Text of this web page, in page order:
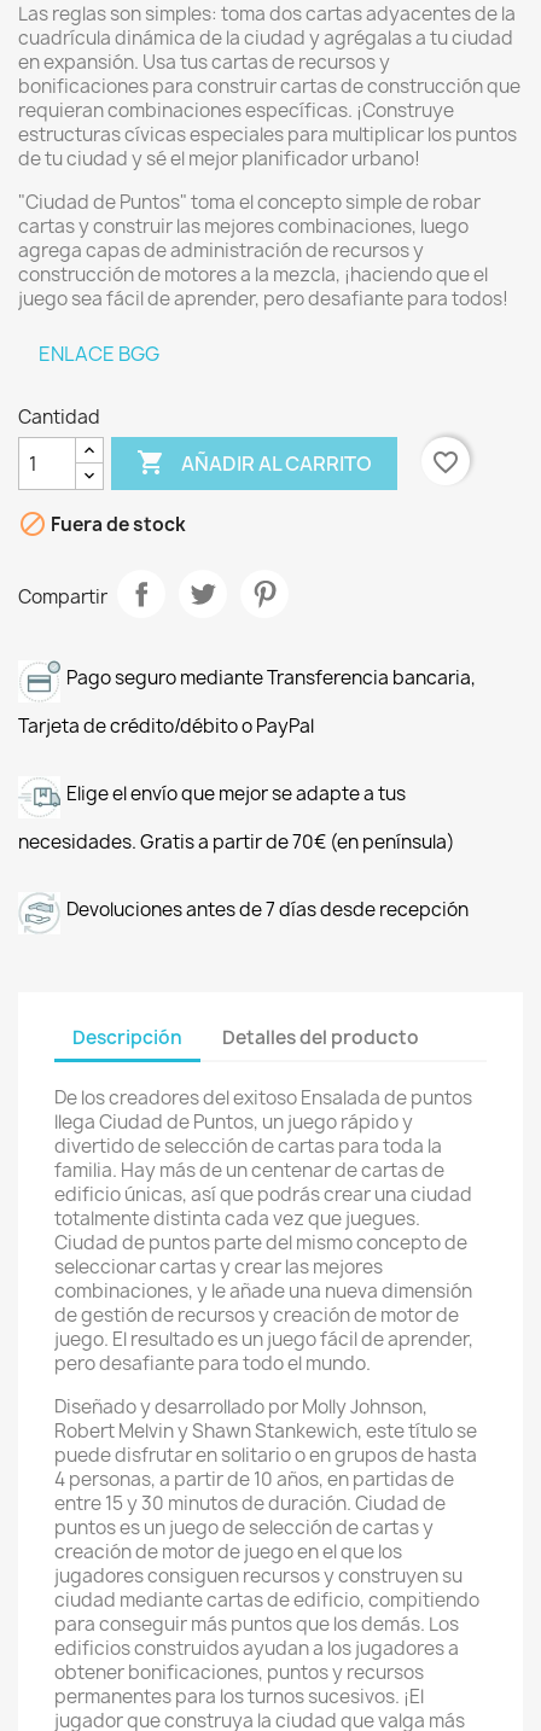
Las reglas son simples: toma dos cartas adyacentes de la
cuadrícula dinámica de la ciudad y agrégalas a tu ciudad
en expansión. Usa tus cartas de recursos y
bonificaciones para construir cartas de construcción que
requieran combinaciones específicas. ¡Construye
estructuras cívicas especiales para multiplicar los puntos
de tu ciudad y sé el mejor planificador urbano!
"Ciudad de Puntos" toma el concepto simple de robar
cartas y construir las mejores combinaciones, luego
agrega capas de administración de recursos y
construcción de motores a la mezcla, ¡haciendo que el
juego sea fácil de aprender, pero desafiante para todos!
ENLACE BGG
Cantidad
 AÑADIR AL CARRITO favorite_border
 Fuera de stock
Compartir
Pago seguro mediante Transferencia bancaria,
Tarjeta de crédito/débito o PayPal
Elige el envío que mejor se adapte a tus
necesidades. Gratis a partir de 70€ (en península)
Devoluciones antes de 7 días desde recepción
Descripción Detalles del producto
De los creadores del exitoso Ensalada de puntos
llega Ciudad de Puntos, un juego rápido y
divertido de selección de cartas para toda la
familia. Hay más de un centenar de cartas de
edificio únicas, así que podrás crear una ciudad
totalmente distinta cada vez que juegues.
Ciudad de puntos parte del mismo concepto de
seleccionar cartas y crear las mejores
combinaciones, y le añade una nueva dimensión
de gestión de recursos y creación de motor de
juego. El resultado es un juego fácil de aprender,
pero desafiante para todo el mundo.
Diseñado y desarrollado por Molly Johnson,
Robert Melvin y Shawn Stankewich, este título se
puede disfrutar en solitario o en grupos de hasta
4 personas, a partir de 10 años, en partidas de
entre 15 y 30 minutos de duración. Ciudad de
puntos es un juego de selección de cartas y
creación de motor de juego en el que los
jugadores consiguen recursos y construyen su
ciudad mediante cartas de edificio, compitiendo
para conseguir más puntos que los demás. Los
edificios construidos ayudan a los jugadores a
obtener bonificaciones, puntos y recursos
permanentes para los turnos sucesivos. ¡El
jugador que construya la ciudad que valga más